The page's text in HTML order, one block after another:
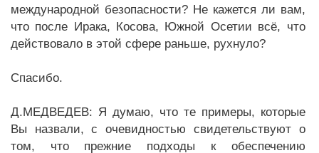
международной безопасности? Не кажется ли вам,
что после Ирака, Косова, Южной Осетии всё, что
действовало в этой сфере раньше, рухнуло?
Спасибо.
Д.МЕДВЕДЕВ: Я думаю, что те примеры, которые
Вы назвали, с очевидностью свидетельствуют о
том, что прежние подходы к обеспечению